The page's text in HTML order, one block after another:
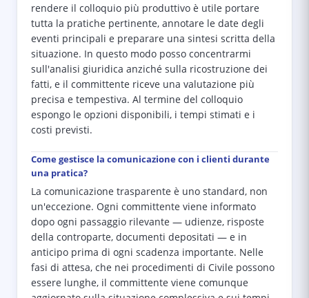
rendere il colloquio più produttivo è utile portare
tutta la pratiche pertinente, annotare le date degli
eventi principali e preparare una sintesi scritta della
situazione. In questo modo posso concentrarmi
sull'analisi giuridica anziché sulla ricostruzione dei
fatti, e il committente riceve una valutazione più
precisa e tempestiva. Al termine del colloquio
espongo le opzioni disponibili, i tempi stimati e i
costi previsti.
Come gestisce la comunicazione con i clienti durante
una pratica?
La comunicazione trasparente è uno standard, non
un'eccezione. Ogni committente viene informato
dopo ogni passaggio rilevante — udienze, risposte
della controparte, documenti depositati — e in
anticipo prima di ogni scadenza importante. Nelle
fasi di attesa, che nei procedimenti di Civile possono
essere lunghe, il committente viene comunque